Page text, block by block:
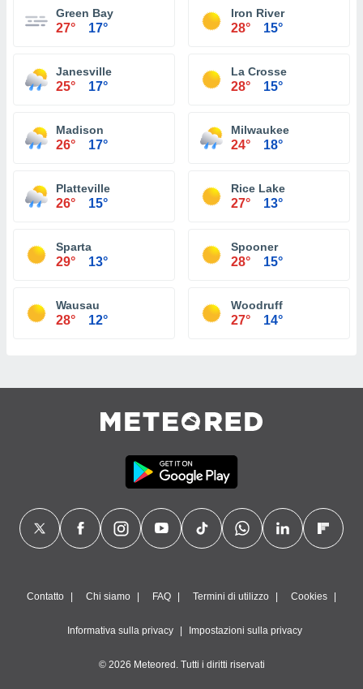
Green Bay
27° 17°
Iron River
28° 15°
Janesville
25° 17°
La Crosse
28° 15°
Madison
26° 17°
Milwaukee
24° 18°
Platteville
26° 15°
Rice Lake
27° 13°
Sparta
29° 13°
Spooner
28° 15°
Wausau
28° 12°
Woodruff
27° 14°
Contatto Chi siamo FAQ Termini di utilizzo Cookies
Informativa sulla privacy Impostazioni sulla privacy
© 2026 Meteored. Tutti i diritti riservati